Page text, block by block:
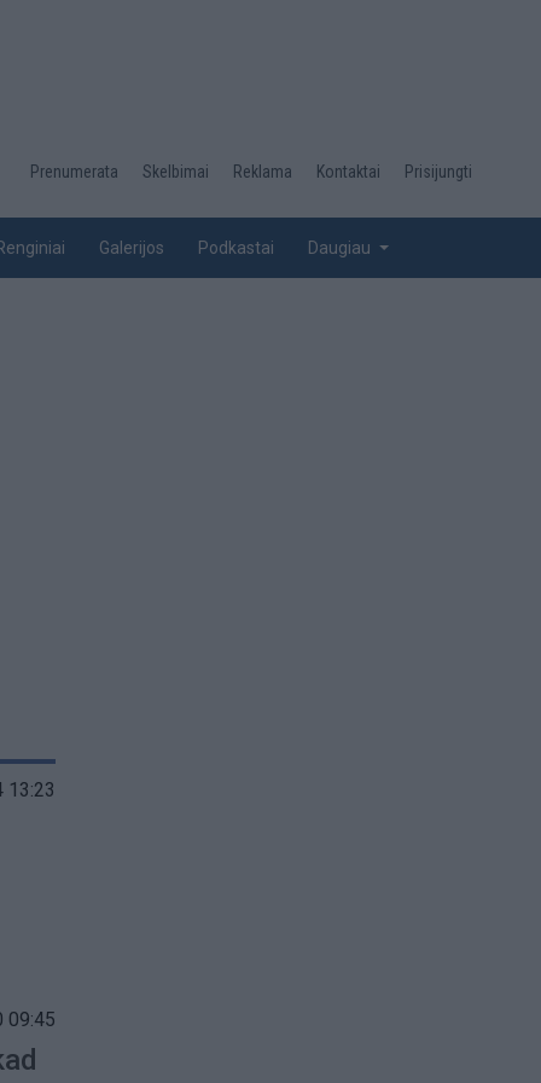
Desktop
top
Prenumerata Skelbimai Reklama Kontaktai Prisijungti
Galerijos Podkastai Daugiau
13:23
09:45